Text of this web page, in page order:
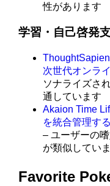
性があります
学習・自己啓発
次世代オンラ
ソナライズさ
通しています
Akaion Time
を統合管理す
– ユーザーの
が類似してい
Favorite